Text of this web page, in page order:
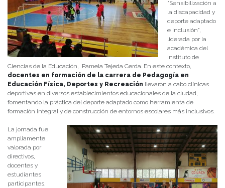
“Sensibilización a
la discapacidad y
deporte adaptado
e inclusión”,
liderada por la
académica del
Instituto de
Ciencias de la Educación, Pamela Tejeda Cerda. En este contexto,
docentes en formación de la carrera de Pedagogía en
Educación Física, Deportes y Recreación llevaron a cabo clínicas
deportivas en diversos establecimientos educacionales de la ciudad,
fomentando la práctica del deporte adaptado como herramienta de
formación integral y de construcción de entornos escolares más inclusivos.
La jornada fue
ampliamente
valorada por
directivos,
docentes y
estudiantes
participantes,